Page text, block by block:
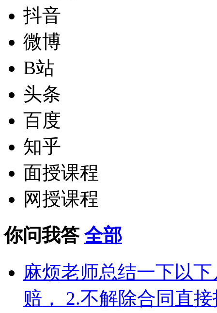
抖音
微博
B站
头条
百度
知乎
面授课程
网授课程
你问我答 全部
麻烦老师总结一下以
赔， 2.不解除合同直